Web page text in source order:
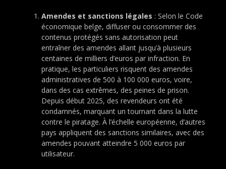
Amendes et sanctions légales : Selon le Code
économique belge, diffuser ou consommer des
contenus protégés sans autorisation peut
entraîner des amendes allant jusqu’à plusieurs
centaines de milliers d’euros par infraction. En
pratique, les particuliers risquent des amendes
administratives de 500 à 100 000 euros, voire,
dans des cas extrêmes, des peines de prison.
Depuis début 2025, des revendeurs ont été
condamnés, marquant un tournant dans la lutte
contre le piratage. À l’échelle européenne, d’autres
pays appliquent des sanctions similaires, avec des
amendes pouvant atteindre 5 000 euros par
utilisateur.